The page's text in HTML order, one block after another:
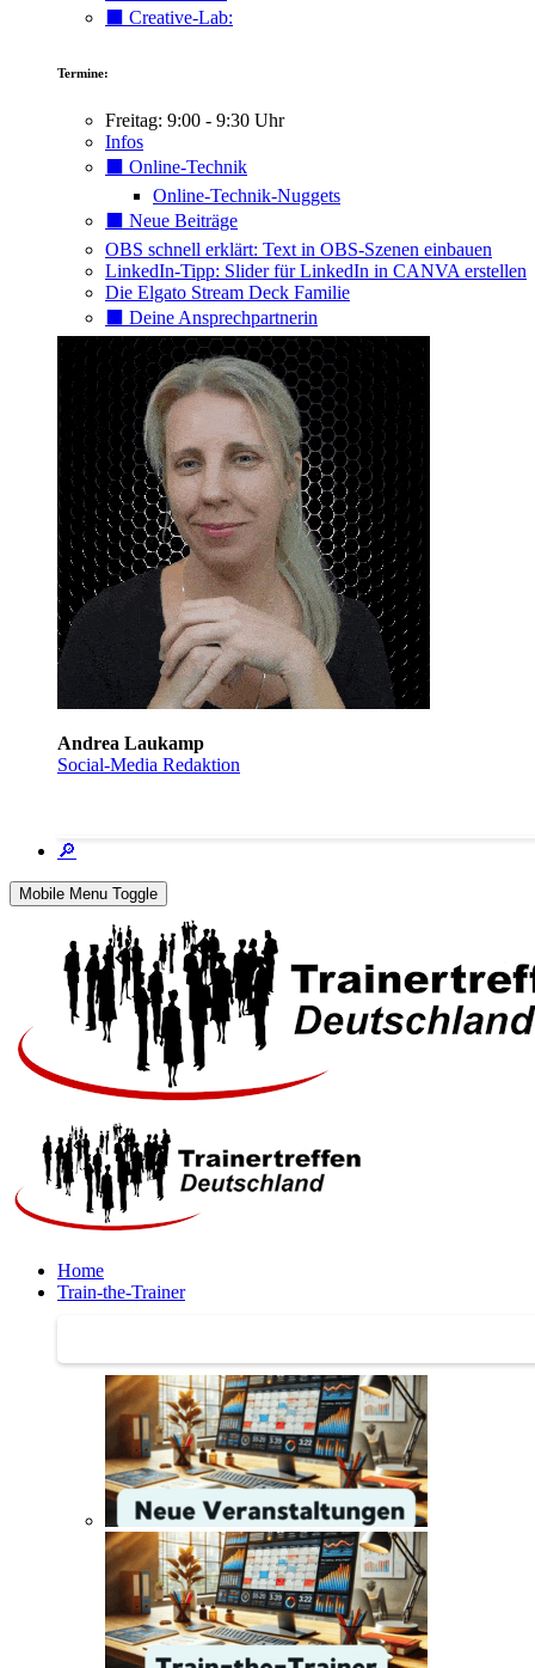
⬛️ Creative-Lab:
Termine:
Freitag: 9:00 - 9:30 Uhr
Infos
⬛️ Online-Technik
Online-Technik-Nuggets
⬛️ Neue Beiträge
OBS schnell erklärt: Text in OBS-Szenen einbauen
LinkedIn-Tipp: Slider für LinkedIn in CANVA erstellen
Die Elgato Stream Deck Familie
⬛️ Deine Ansprechpartnerin
Andrea Laukamp
Social-Media Redaktion
🔎
Mobile Menu Toggle
Home
Train-the-Trainer